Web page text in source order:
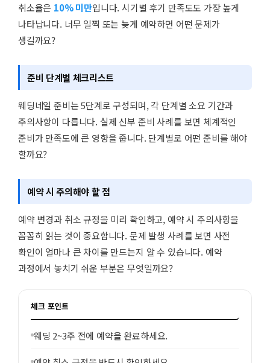
취소율은 10% 미만입니다. 시기별 후기 만족도도 가장 높게
나타납니다. 너무 일찍 또는 늦게 예약하면 어떤 문제가
생길까요?
준비 단계별 체크리스트
웨딩네일 준비는 5단계로 구성되며, 각 단계별 소요 기간과
주의사항이 다릅니다. 실제 신부 준비 사례를 보면 체계적인
준비가 만족도에 큰 영향을 줍니다. 단계별로 어떤 준비를 해야
할까요?
예약 시 주의해야 할 점
예약 변경과 취소 규정을 미리 확인하고, 예약 시 주의사항을
꼼꼼히 읽는 것이 중요합니다. 문제 발생 사례를 보면 사전
확인이 얼마나 큰 차이를 만드는지 알 수 있습니다. 예약
과정에서 놓치기 쉬운 부분은 무엇일까요?
체크 포인트
웨딩 2~3주 전에 예약을 완료하세요.